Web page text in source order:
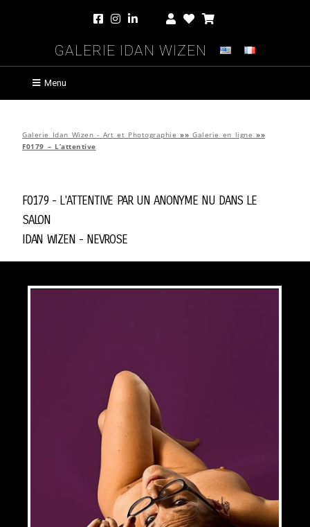
Galerie Idan Wizen
Menu
Galerie Idan Wizen - Art et Photographie »» Galerie en ligne »»
F0179 – L’attentive
F0179 - L'attentive parUn Anonyme Nu Dans Le
Salon
Idan Wizen - Nevrose